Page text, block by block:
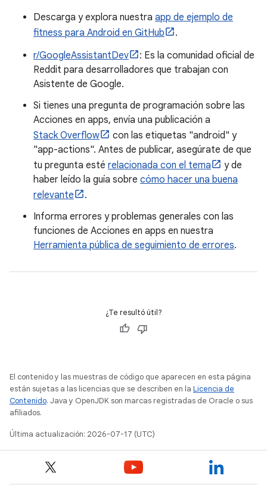
Descarga y explora nuestra app de ejemplo de
fitness para Android en GitHub
.
r/GoogleAssistantDev
: Es la comunidad oficial de
Reddit para desarrolladores que trabajan con
Asistente de Google.
Si tienes una pregunta de programación sobre las
Acciones en apps, envía una publicación a
Stack Overflow
con las etiquetas "android" y
"app-actions". Antes de publicar, asegúrate de que
tu pregunta esté relacionada con el tema
y de
haber leído la guía sobre cómo hacer una buena
relevante
.
Informa errores y problemas generales con las
funciones de Acciones en apps en nuestra
Herramienta pública de seguimiento de errores.
¿Te resultó útil?
El contenido y las muestras de código que aparecen en esta página
están sujetas a las licencias que se describen en la Licencia de
Contenido. Java y OpenJDK son marcas registradas de Oracle o sus
afiliados.
Última actualización: 2026-07-17 (UTC)